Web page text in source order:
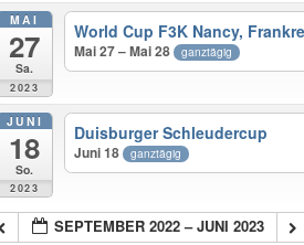
MAI
27
Sa.
2023
World Cup F3K Nancy,
Mai 27 – Mai 28 ganztägig
JUNI
18
So.
2023
Duisburger Schleudercup
Juni 18 ganztägig
SEPTEMBER 2022 – JUNI 2023